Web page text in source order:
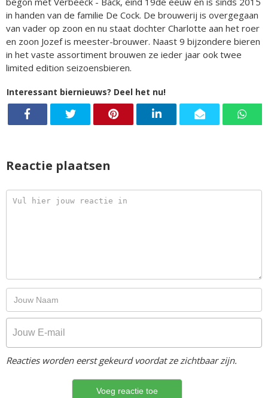
in handen van de familie De Cock. De brouwerij is overgegaan
van vader op zoon en nu staat dochter Charlotte aan het roer
en zoon Jozef is meester-brouwer. Naast 9 bijzondere bieren
in het vaste assortiment brouwen ze ieder jaar ook twee
limited edition seizoensbieren.
Interessant biernieuws? Deel het nu!
Reactie plaatsen
Reacties worden eerst gekeurd voordat ze zichtbaar zijn.